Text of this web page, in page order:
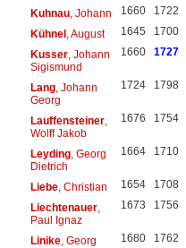
Kuhnau, Johann 1660 1722
Kühnel, August 1645 1700
Kusser, Johann
Sigismund
1660 1727
Lang, Johann
Georg
1724 1798
Lauffensteiner,
Wolff Jakob
1676 1754
Leyding, Georg
Dietrich
1664 1710
Liebe, Christian 1654 1708
Liechtenauer,
Paul Ignaz
1673 1756
Linike, Georg 1680 1762